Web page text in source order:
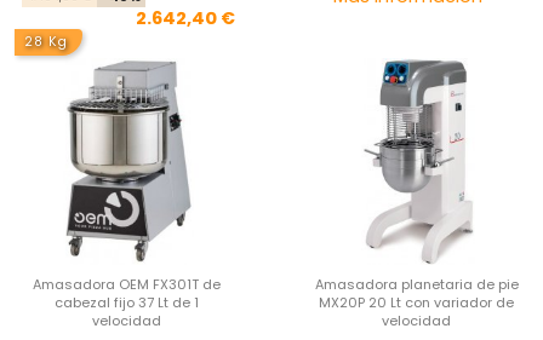
2.642,40 €
28 Kg
Amasadora OEM FX301T de
cabezal fijo 37 Lt de 1
velocidad
Amasadora planetaria de pie
MX20P 20 Lt con variador de
velocidad